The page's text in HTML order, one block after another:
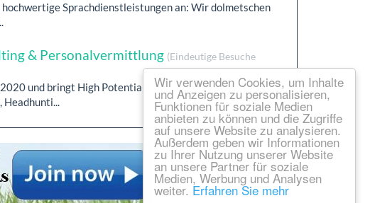
Wir verwenden Cookies, um Inhalte
und Anzeigen zu personalisieren,
Funktionen für soziale Medien
anbieten zu können und die Zugriffe
auf unsere Website zu analysieren.
Außerdem geben wir Informationen
zu Ihrer Nutzung unserer Website
an unsere Partner für soziale
Medien, Werbung und Analysen
weiter. Erfahren Sie mehr
Sprachdienstleistungen an: Wir dolmetschen
& Personalvermittlung (Eindeutige Besuche
und bringt High Potentials mit den passenden